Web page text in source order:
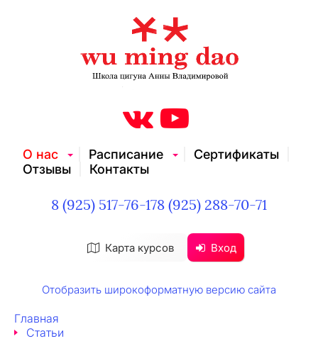
О нас Расписание
Сертификаты
Отзывы
Контакты
Карта курсов Вход
8 (925) 517-76-178 (925) 288-70-71
Отобразить широкоформатную версию сайта
Главная
Статьи